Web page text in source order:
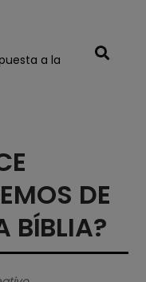
a la
DE
BÍBLIA?